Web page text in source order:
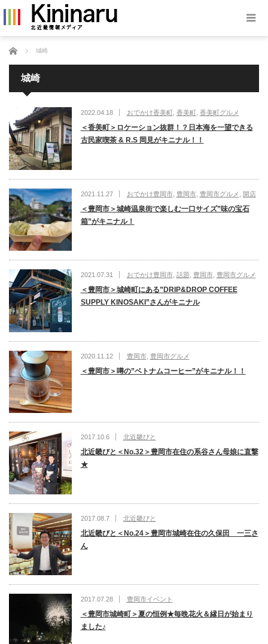
ホーム 城崎
城崎
2022.04.18 おでかけ香美町, 香美町, 香美町グルメ
＜香美町＞ロケーション抜群！？日本海を一望できる
古民家喫茶 & R.S 岡見がキニナル！！
2021.11.27 おでかけ豊岡市, 豊岡市, 豊岡市グルメ 開店
＜豊岡市＞城崎温泉街で楽しむ一口サイズ”味の宝石
箱”がキニナル！
2021.07.31 おでかけ豊岡市, 話題 豊岡市, 豊岡市グルメ
＜豊岡市＞城崎町にある”DRIP&DROP COFFEE
SUPPLY KINOSAKI”さんがキニナル
2020.11.12 豊岡市, 豊岡市グルメ
＜豊岡市＞噂の”ベトナムコーヒー”がキニナル！！
2017.10.6 北近畿びと
北近畿びと＜No.32＞豊岡市在住の系谷さん母娘に直撃
★
2017.08.7 北近畿びと
北近畿びと＜No.24＞豊岡市城崎在住の久保田 一三さ
ん
2017.07.28 豊岡市イベント
＜豊岡市城崎町＞夏の恒例★毎晩花火＆縁日が始まり
ました♪